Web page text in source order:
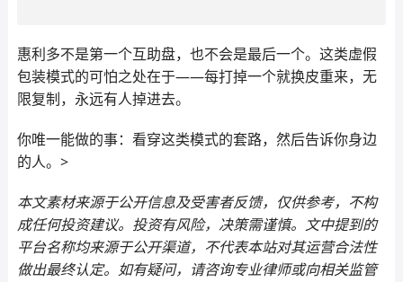
惠利多不是第一个互助盘，也不会是最后一个。这类虚假
包装模式的可怕之处在于——每打掉一个就换皮重来，无
限复制，永远有人掉进去。
你唯一能做的事：看穿这类模式的套路，然后告诉你身边
的人。>
本文素材来源于公开信息及受害者反馈，仅供参考，不构
成任何投资建议。投资有风险，决策需谨慎。文中提到的
平台名称均来源于公开渠道，不代表本站对其运营合法性
做出最终认定。如有疑问，请咨询专业律师或向相关监管